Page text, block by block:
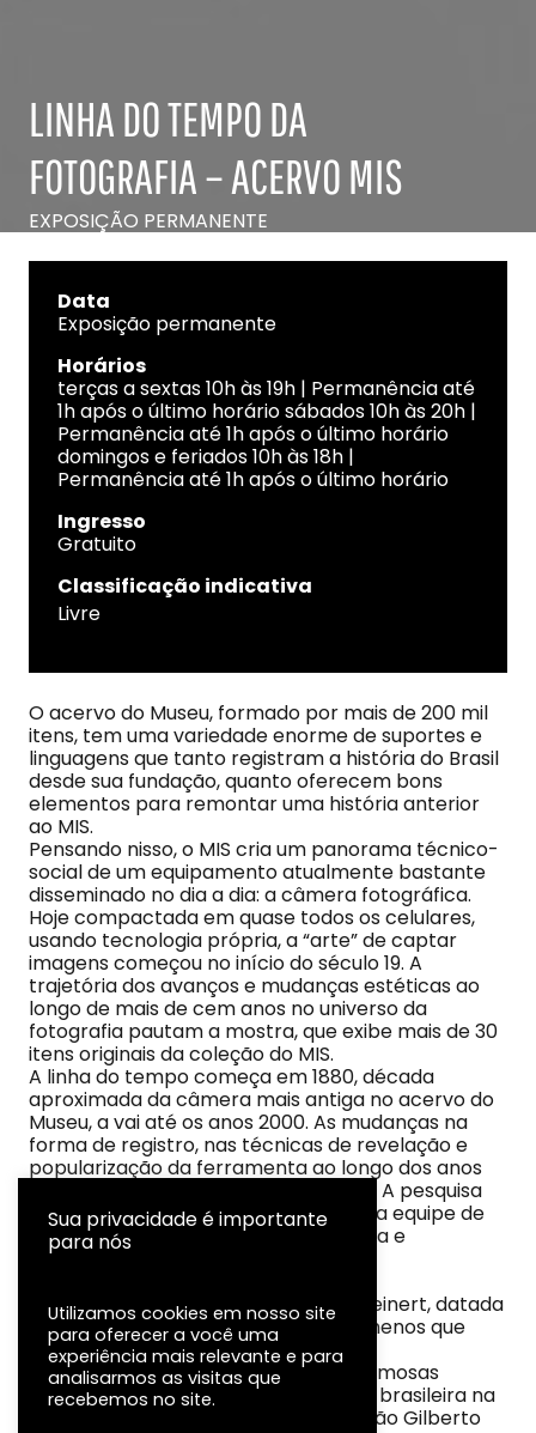
LINHA DO TEMPO DA
FOTOGRAFIA – ACERVO MIS
EXPOSIÇÃO PERMANENTE
Data
Exposição permanente
Horários
terças a sextas 10h às 19h | Permanência até
1h após o último horário sábados 10h às 20h |
Permanência até 1h após o último horário
domingos e feriados 10h às 18h |
Permanência até 1h após o último horário
Ingresso
Gratuito
Classificação indicativa
Livre
O acervo do Museu, formado por mais de 200 mil
itens, tem uma variedade enorme de suportes e
linguagens que tanto registram a história do Brasil
desde sua fundação, quanto oferecem bons
elementos para remontar uma história anterior
ao MIS.
Pensando nisso, o MIS cria um panorama técnico-
social de um equipamento atualmente bastante
disseminado no dia a dia: a câmera fotográfica.
Hoje compactada em quase todos os celulares,
usando tecnologia própria, a “arte” de captar
imagens começou no início do século 19. A
trajetória dos avanços e mudanças estéticas ao
longo de mais de cem anos no universo da
fotografia pautam a mostra, que exibe mais de 30
itens originais da coleção do MIS.
A linha do tempo começa em 1880, década
aproximada da câmera mais antiga no acervo do
Museu, a vai até os anos 2000. As mudanças na
forma de registro, nas técnicas de revelação e
popularização da ferramenta ao longo dos anos
são elementos presentes na mostra. A pesquisa
para sua realização conta com toda a equipe de
conservadores do Centro de Memória e
Informação do MIS (CEMIS).
– Modelo da fabricante alemã Paul Leinert, datada
do final do século 19, pesando nada menos que
58,8kg.
– Exemplar da década de 1950 das famosas
Rolleiflex, eternizadas na cultura pop brasileira na
canção “Desafinado”, lançada por João Gilberto
Sua privacidade é importante
para nós
Utilizamos cookies em nosso site
para oferecer a você uma
experiência mais relevante e para
analisarmos as visitas que
recebemos no site.